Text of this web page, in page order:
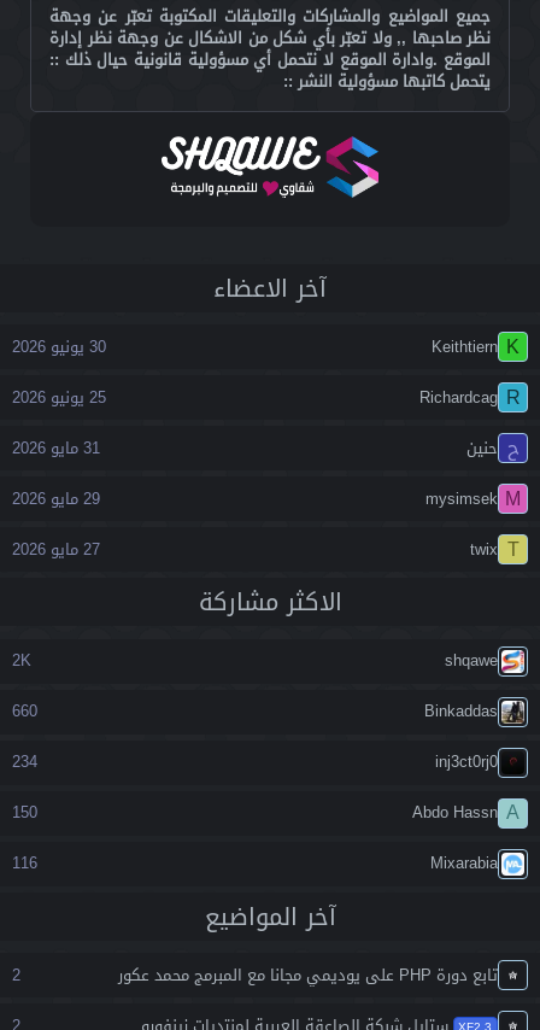
جميع المواضيع والمشاركات والتعليقات المكتوبة تعبّر عن وجهة
نظر صاحبها ,, ولا تعبّر بأي شكل من الاشكال عن وجهة نظر إدارة
الموقع .وادارة الموقع لا نتحمل أي مسؤولية قانونية حيال ذلك ::
يتحمل كاتبها مسؤولية النشر ::
آخر اﻻعضاء
K
Keithtiern 30 يونيو 2026
R
Richardcag 25 يونيو 2026
ح حنين 31 مايو 2026
M
mysimsek 29 مايو 2026
T
twix 27 مايو 2026
اﻻكثر مشاركة
shqawe
2K
Binkaddas
660
inj3ct0rj0
234
A
Abdo Hassn
150
Mixarabia
116
آخر المواضيع
تابع دورة PHP على يوديمي مجانا مع المبرمج محمد عكور 2